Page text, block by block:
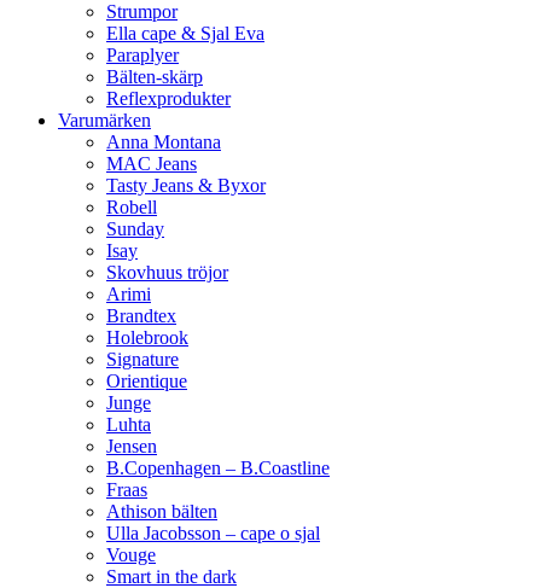
Strumpor
Ella cape & Sjal Eva
Paraplyer
Bälten-skärp
Reflexprodukter
Varumärken
Anna Montana
MAC Jeans
Tasty Jeans & Byxor
Robell
Sunday
Isay
Skovhuus tröjor
Arimi
Brandtex
Holebrook
Signature
Orientique
Junge
Luhta
Jensen
B.Copenhagen – B.Coastline
Fraas
Athison bälten
Ulla Jacobsson – cape o sjal
Vouge
Smart in the dark